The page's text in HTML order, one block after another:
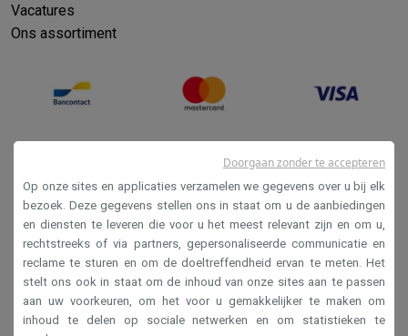
Vacatures
Ons assortiment
Verkoopsvoorwaarden
Privacy
Disclaimer
Cookies
Op onze sites en applicaties verzamelen we gegevens over u bij elk
bezoek. Deze gegevens stellen ons in staat om u de aanbiedingen
en diensten te leveren die voor u het meest relevant zijn en om u,
rechtstreeks of via partners, gepersonaliseerde communicatie en
reclame te sturen en om de doeltreffendheid ervan te meten. Het
stelt ons ook in staat om de inhoud van onze sites aan te passen
aan uw voorkeuren, om het voor u gemakkelijker te maken om
inhoud te delen op sociale netwerken en om statistieken te
Doorgaan zonder te accepteren